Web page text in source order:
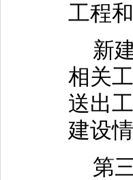
工程
新建
相关
送出
建设
第三